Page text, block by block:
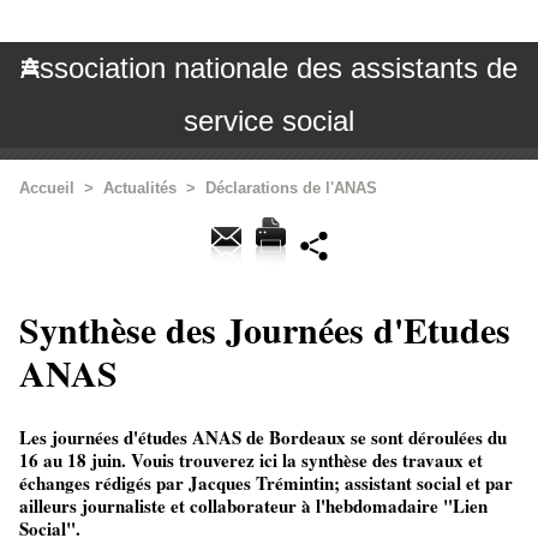
Association nationale des assistants de
service social
Accueil > Actualités > Déclarations de l'ANAS
Synthèse des Journées d'Etudes
ANAS
Les journées d'études ANAS de Bordeaux se sont déroulées du
16 au 18 juin. Vouis trouverez ici la synthèse des travaux et
échanges rédigés par Jacques Trémintin; assistant social et par
ailleurs journaliste et collaborateur à l'hebdomadaire "Lien
Social".